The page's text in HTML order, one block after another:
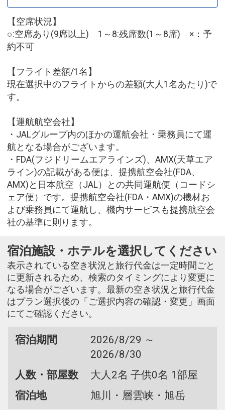
【空席状況】
○:空席あり(9席以上) 1～8:残席数(1～8席) ×：予
約不可
【フライト差額/1名】
現在選択中のフライトからの差額(大人1名あたり)で
す。
【運航航空会社】
・JALグループ内のほかの運航会社・乗務員にて運
航となる場合がございます。
・FDA(フジドリームエアラインズ)、AMX(天草エア
ライン)の記載がある便は、提携航空会社(FDA、
AMX)と日本航空（JAL）との共同運航便（コードシ
ェア便）です。提携航空会社(FDA・AMX)の機材お
よび乗務員にて運航し、機内サービスも提携航空会
社の基準に則ります。
宿泊施設・ホテルを選択してください
表示されている空き状況と旅行代金は一定時間ごと
に更新されるため、検索のタイミングにより変更に
なる場合がございます。最新の空き状況と旅行代金
はプラン選択後の「ご選択内容の確認・変更」画面
にてご確認ください。
宿泊期間
2026/8/29 ～
2026/8/30
人数・部屋数
大人2名 子供0名 1部屋
宿泊地
旭川・層雲峡・旭岳